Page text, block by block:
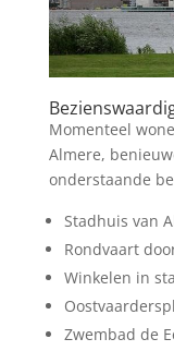
Momenteel
Almere,
onderstaande
Stadhuis van
Rondvaart
Winkelen in
Zwembad de